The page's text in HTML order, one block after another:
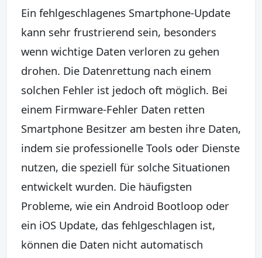
Ein fehlgeschlagenes Smartphone-Update
kann sehr frustrierend sein, besonders
wenn wichtige Daten verloren zu gehen
drohen. Die Datenrettung nach einem
solchen Fehler ist jedoch oft möglich. Bei
einem Firmware-Fehler Daten retten
Smartphone Besitzer am besten ihre Daten,
indem sie professionelle Tools oder Dienste
nutzen, die speziell für solche Situationen
entwickelt wurden. Die häufigsten
Probleme, wie ein Android Bootloop oder
ein iOS Update, das fehlgeschlagen ist,
können die Daten nicht automatisch